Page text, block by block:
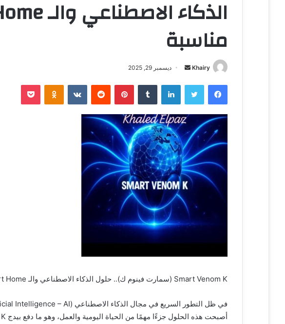
مناسبة
Khairy
أ
ل
ب
ر
ي
د
ا
إ
ل
ك
ت
ر
و
ن
ي
ديسمبر 29, 2025
فيسبوك تويتر لينكدإن ‏Tumblr بينتيريست ‏Reddit
‏VKontakte
Odnoklassniki بوكيت
Smart Venom K (سمارت فينوم ك).. حلول الذكاء الاصطناعي والـ Smart Home بأسعار مناسبة